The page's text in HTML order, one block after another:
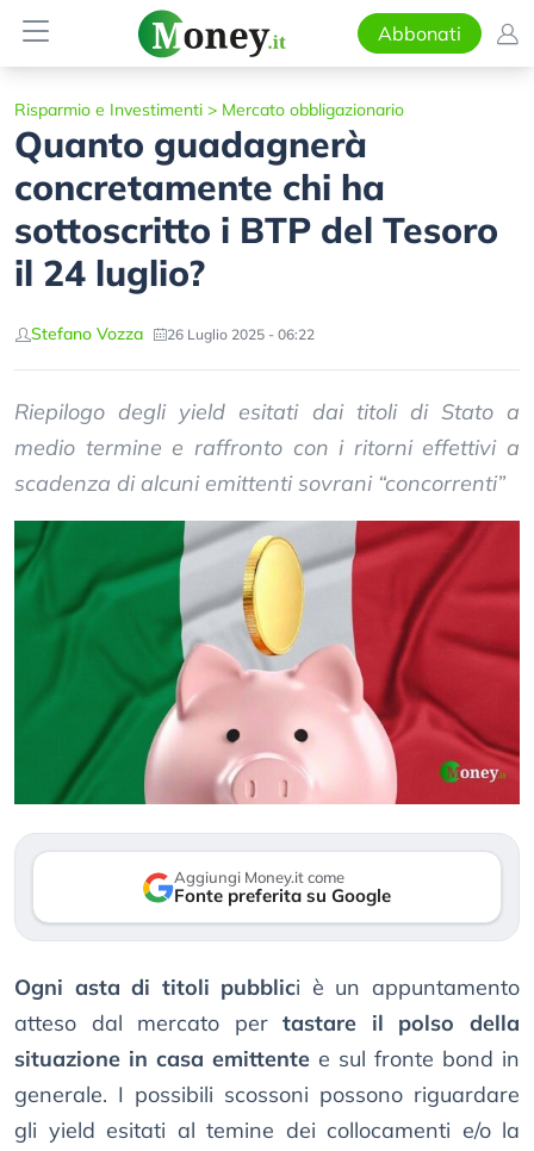
Abbonati
Risparmio e Investimenti > Mercato obbligazionario
Quanto guadagnerà
concretamente chi ha
sottoscritto i BTP del Tesoro
il 24 luglio?
Stefano Vozza 26 Luglio 2025 - 06:22
Riepilogo degli yield esitati dai titoli di Stato a
medio termine e raffronto con i ritorni effettivi a
scadenza di alcuni emittenti sovrani “concorrenti”
Aggiungi Money.it come
Fonte preferita su Google
Ogni asta di titoli pubblici è un appuntamento
atteso dal mercato pertastare il polso della
situazione in casa emittente e sul fronte bond in
generale. I possibili scossoni possono riguardare
gli yield esitati al temine dei collocamenti e/o la